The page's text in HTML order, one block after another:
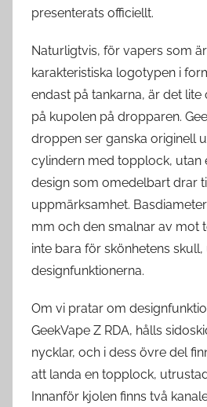
presenterats officiellt.
Naturligtvis, för vapers som
karakteristiska logotypen i
endast på tankarna, är det
på kupolen på dropparen.
droppen ser ganska originell
cylindern med topplock, utan
design som omedelbart drar
uppmärksamhet.
mm och den smalnar av mot
inte bara för skönhetens
designfunktionerna.
Om vi pratar om
GeekVape Z RDA, hålls
nycklar, och i dess övre del
att landa en topplock,
Innanför kjolen finns två